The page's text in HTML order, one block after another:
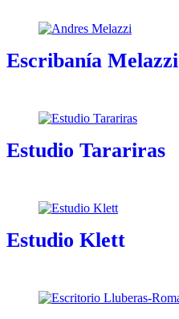
Escribanía Melazzi
Estudio Tarariras
Estudio Klett